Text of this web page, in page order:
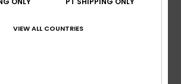
VIEW ALL COUNTRIES